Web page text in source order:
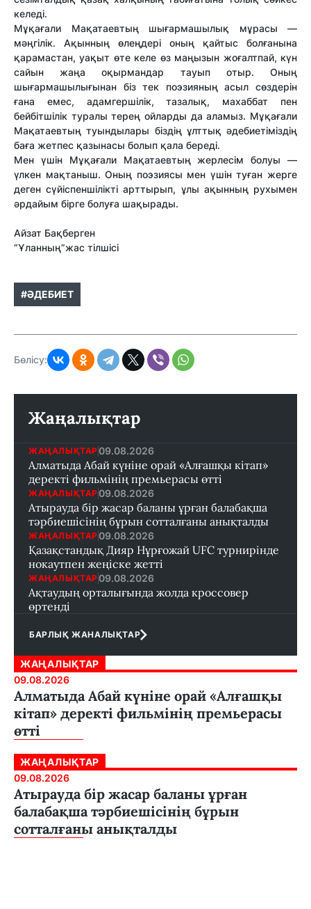
келеді.
Мұқағали Мақатаевтың шығармашылық мұрасы —
мәңгілік. Ақынның өлеңдері оның қайтыс болғанына
қарамастан, уақыт өте келе өз маңызын жоғалтпай, күн
сайын жаңа оқырмандар тауып отыр. Оның
шығармашылығынан біз тек поэзияның асыл сөздерін
ғана емес, адамгершілік, тазалық, махаббат пен
бейбітшілік туралы терең ойларды да аламыз. Мұқағали
Мақатаевтың туындылары біздің ұлттық әдебиетіміздің
баға жетпес қазынасы болып қала береді.
Мен үшін Мұқағали Мақатаевтың жерлесім болуы —
үлкен мақтаныш. Оның поэзиясы мен үшін туған жерге
деген сүйіспеншілікті арттырып, ұлы ақынның рухымен
әрдайым бірге болуға шақырады.
Айзат Бақберген
“Ұланның”жас тілшісі
#ӘДЕБИЕТ
Бөлісу:
Жаңалықтар
ЖАҢАЛЫҚТАР 09.08.2026
Алматыда Абай күніне орай «Алғашқы кітап»
деректі фильмінің премьерасы өтті
ЖАҢАЛЫҚТАР 09.08.2026
Атырауда бір жасар баланы ұрған балабақша
тәрбиешісінің бұрын сотталғаны анықталды
ЖАҢАЛЫҚТАР 09.08.2026
Қазақстандық Дияр Нұрғожай UFC турнирінде
нокаутпен жеңіске жетті
ЖАҢАЛЫҚТАР 09.08.2026
Ақтаудың орталығында жолда кроссовер
өртенді
БАРЛЫҚ ЖАНАЛЫҚТАР
ЖАҢАЛЫҚТАР
09.08.2026
Алматыда Абай күніне орай «Алғашқы
кітап» деректі фильмінің премьерасы
өтті
ЖАҢАЛЫҚТАР
09.08.2026
Атырауда бір жасар баланы ұрған
балабақша тәрбиешісінің бұрын
сотталғаны анықталды